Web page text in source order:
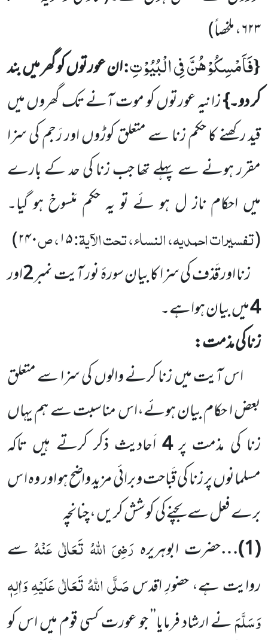
۶۲۳، ملخصاً)
{فَاَمْسِكُوْهُنَّفِیالْبُیُوْتِ:ان عورتوں کو گھر میں بند
کر دو۔}زانیہ عورتوں کو موت آنے تک گھروں میں
قید رکھنے کا حکم زنا سے متعلق کوڑوں اور رَجم کی سزا
مقرر ہونے سے پہلے تھا جب زنا کی حد کے بارے
میں احکام ناز ل ہو ئے تو یہ حکم مَنسوخ ہو گیا۔
(تفسیرات احمدیہ، النساء، تحت الآیۃ:۱۵، ص۲۴۰)
زنا اور قَذف کی سزا کا بیان سورۂ نور آیت نمبر2اور
4میں بیان ہواہے۔
زنا کی مذمت:
اس آیت میں زنا کرنے والوں کی سزا سے متعلق
بعض ا حکام بیان ہوئے،اس مناسبت سے ہم یہاں
زنا کی مذمت پر4اَحادیث ذکر کرتے ہیں تاکہ
مسلمانوں پر زنا کی قَباحت و برائی مزید واضح ہو اور وہ ا س
برے فعل سے بچنے کی کوشش کریں ، چنانچہ
(
1
)…حضرت ابوہریرہ رَضِیَ اللہُ تَعَالٰی عَنْہُ سے
روایت ہے، حضورِ اقدسصَلَّی اللہُ تَعَالٰی عَلَیْہِ وَاٰلِہٖ
وَسَلَّمَنے ارشاد فرمایا’’ جو عورت کسی قوم میں اس کو